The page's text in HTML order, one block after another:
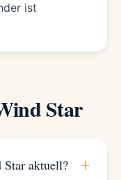
ist
Star
aktuell? +